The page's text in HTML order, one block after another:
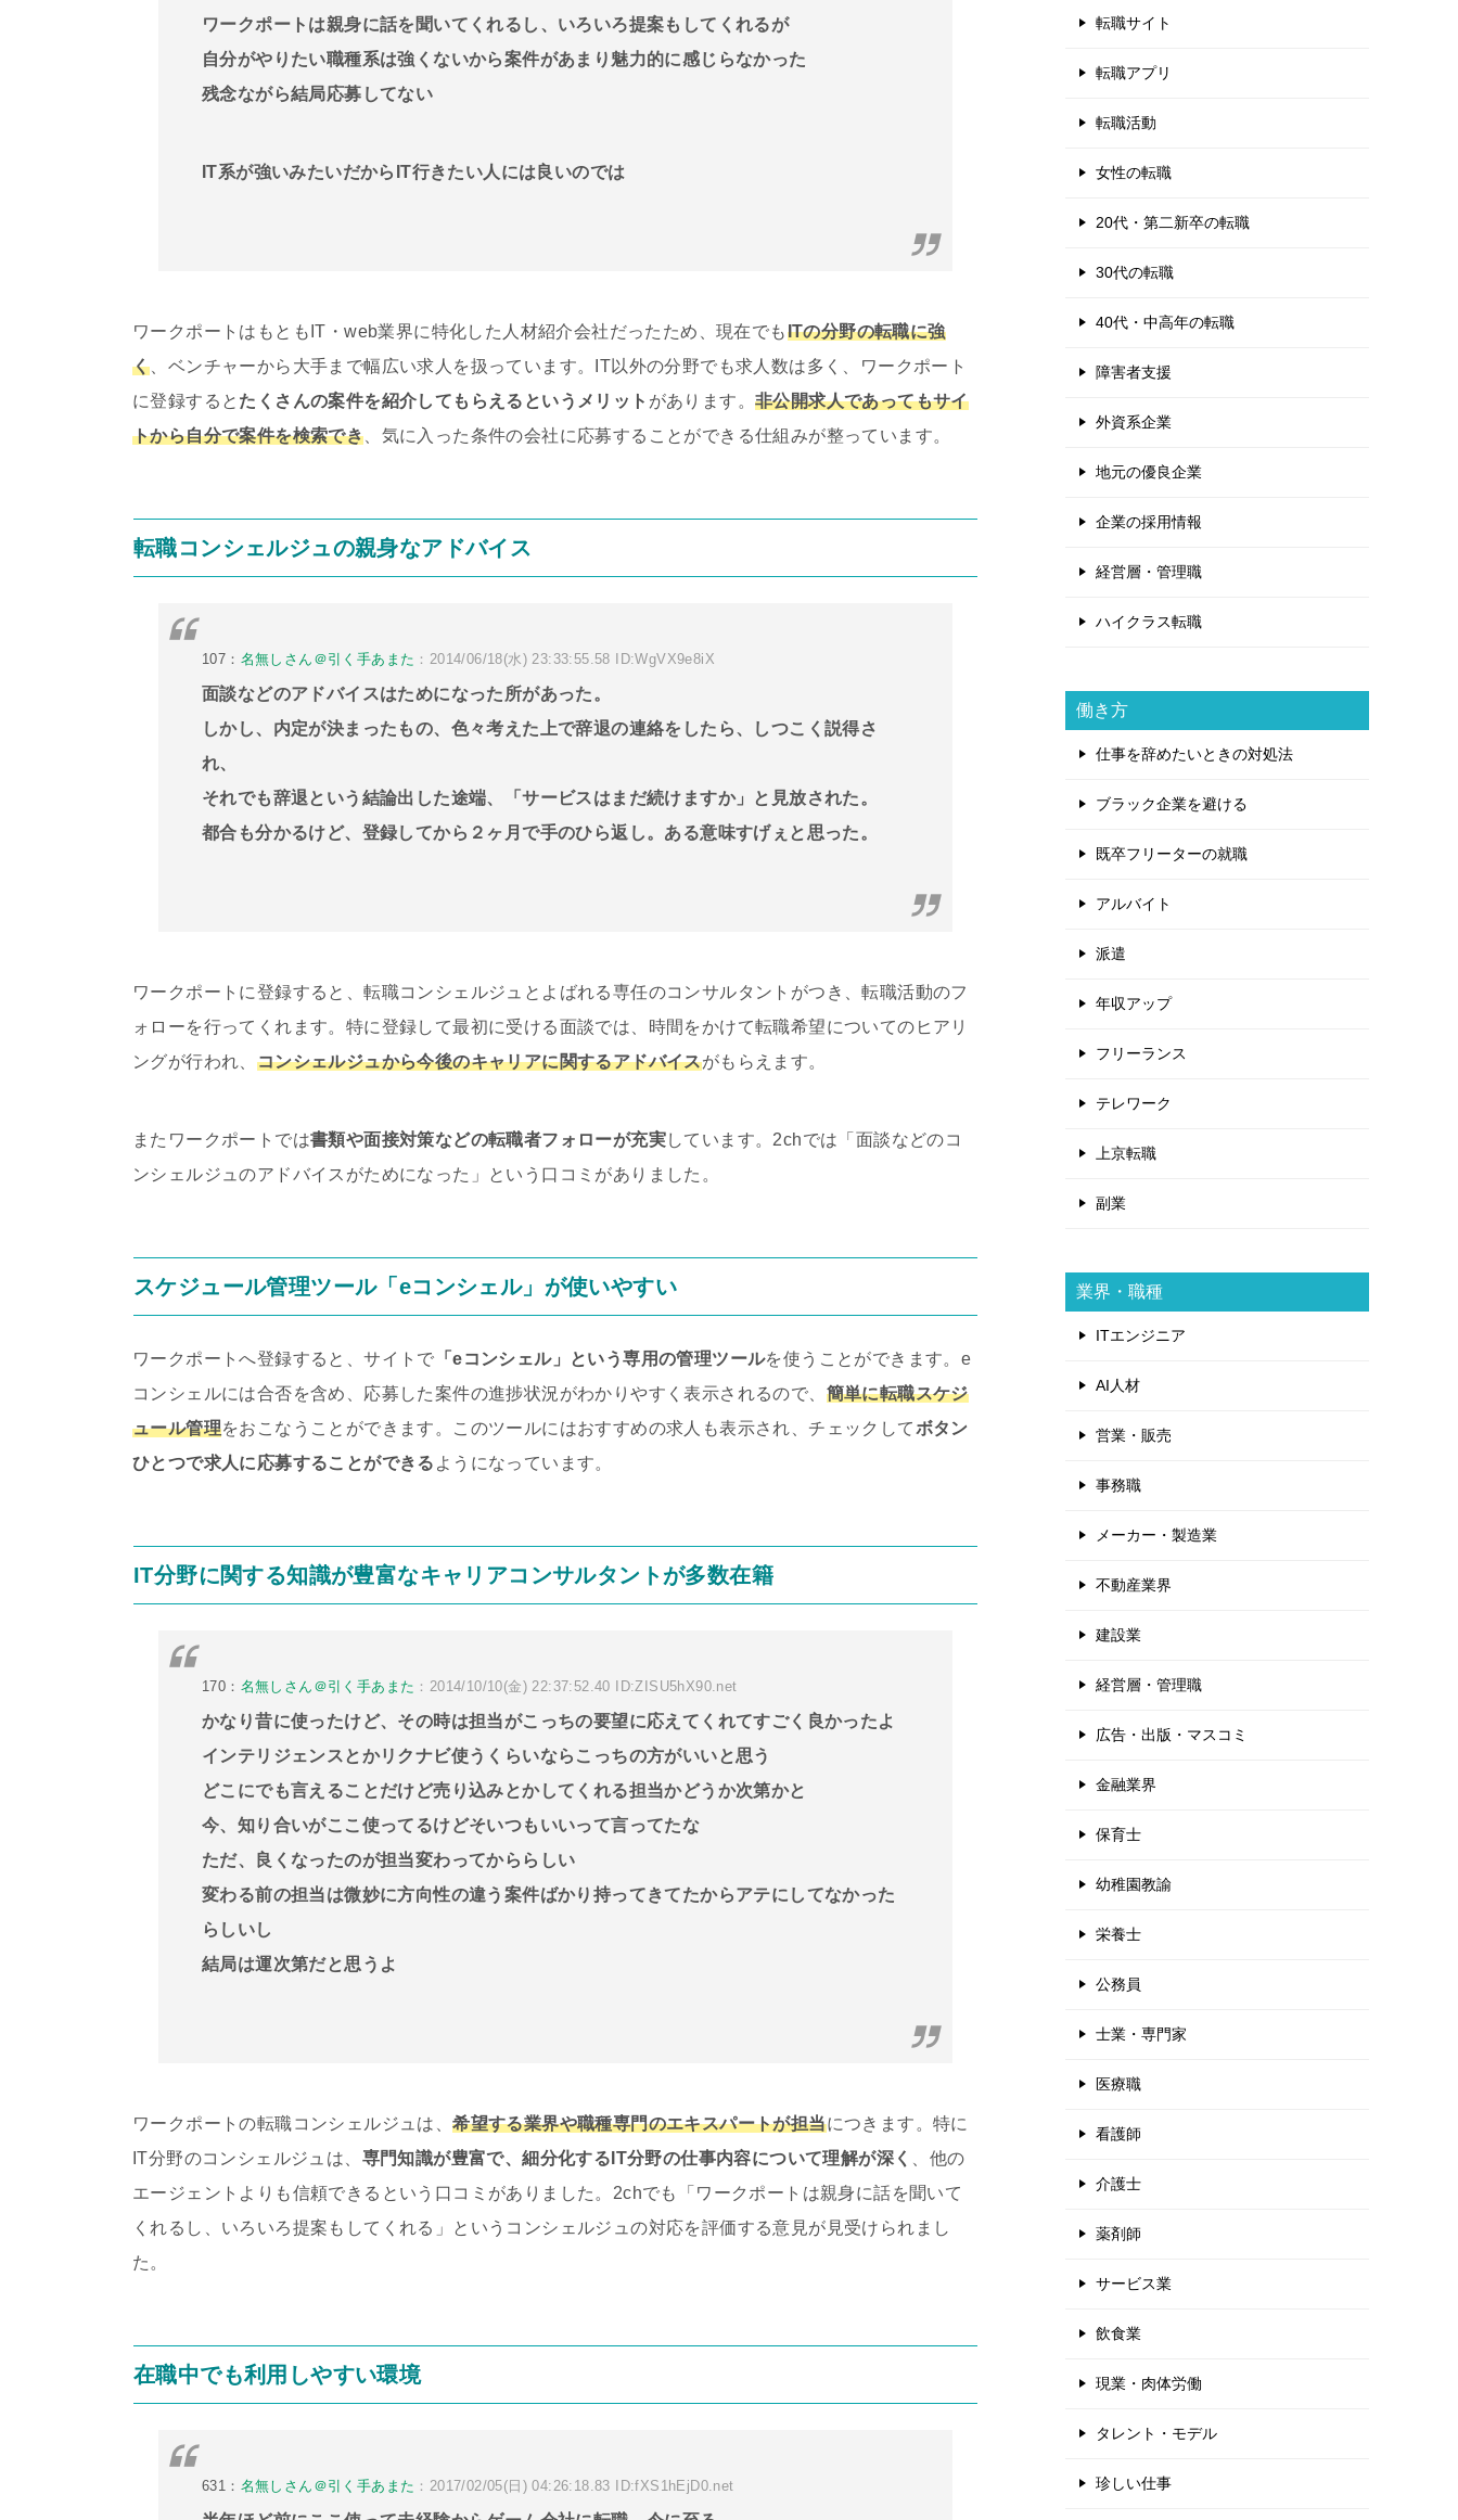
ワークポートは親身に話を聞いてくれるし、いろいろ提案もしてくれるが
自分がやりたい職種系は強くないから案件があまり魅力的に感じらなかった
残念ながら結局応募してない
IT系が強いみたいだからIT行きたい人には良いのでは
ワークポートはもともIT・web業界に特化した人材紹介会社だったため、現在でもITの分野の転職に強
く 、ベンチャーから大手まで幅広い求人を扱っています。IT以外の分野でも求人数は多く、ワークポート
に登録すると たくさんの案件を紹介してもらえるというメリット があります。非公開求人であってもサイ
トから自分で案件を検索でき 、気に入った条件の会社に応募することができる仕組みが整っています。
転職コンシェルジュの親身なアドバイス
107： 名無しさん＠引く手あまた ：2014/06/18(水) 23:33:55.58 ID:WgVX9e8iX
面談などのアドバイスはためになった所があった。
しかし、内定が決まったもの、色々考えた上で辞退の連絡をしたら、しつこく説得さ
れ、
それでも辞退という結論出した途端、「サービスはまだ続けますか」と見放された。
都合も分かるけど、登録してから２ヶ月で手のひら返し。ある意味すげぇと思った。
ワークポートに登録すると、転職コンシェルジュとよばれる専任のコンサルタントがつき、転職活動のフ
ォローを行ってくれます。特に登録して最初に受ける面談では、時間をかけて転職希望についてのヒアリ
ングが行われ、 コンシェルジュから今後のキャリアに関するアドバイスがもらえます。
またワークポートでは書類や面接対策などの転職者フォローが充実しています。2chでは「面談などのコ
ンシェルジュのアドバイスがためになった」という口コミがありました。
スケジュール管理ツール「eコンシェル」が使いやすい
ワークポートへ登録すると、サイトで 「eコンシェル」という専用の管理ツールを使うことができます。e
コンシェルには合否を含め、応募した案件の進捗状況がわかりやすく表示されるので、 簡単に転職スケジ
ュール管理をおこなうことができます。このツールにはおすすめの求人も表示され、チェックしてボタン
ひとつで求人に応募することができる ようになっています。
IT分野に関する知識が豊富なキャリアコンサルタントが多数在籍
170： 名無しさん＠引く手あまた ：2014/10/10(金) 22:37:52.40 ID:ZISU5hX90.net
かなり昔に使ったけど、その時は担当がこっちの要望に応えてくれてすごく良かったよ
インテリジェンスとかリクナビ使うくらいならこっちの方がいいと思う
どこにでも言えることだけど売り込みとかしてくれる担当かどうか次第かと
今、知り合いがここ使ってるけどそいつもいいって言ってたな
ただ、良くなったのが担当変わってかららしい
変わる前の担当は微妙に方向性の違う案件ばかり持ってきてたからアテにしてなかった
らしいし
結局は運次第だと思うよ
ワークポートの転職コンシェルジュは、希望する業界や職種専門のエキスパートが担当につきます。特に
IT分野のコンシェルジュは、 専門知識が豊富で、細分化するIT分野の仕事内容について理解が深く
、他の
エージェントよりも信頼できるという口コミがありました。2chでも「ワークポートは親身に話を聞いて
くれるし、いろいろ提案もしてくれる」というコンシェルジュの対応を評価する意見が見受けられまし
た。
在職中でも利用しやすい環境
631： 名無しさん＠引く手あまた ：2017/02/05(日) 04:26:18.83 ID:fXS1hEjD0.net
転職サイト
転職アプリ
転職活動
女性の転職
20代・第二新卒の転職
30代の転職
40代・中高年の転職
障害者支援
外資系企業
地元の優良企業
企業の採用情報
経営層・管理職
ハイクラス転職
働き方
仕事を辞めたいときの対処法
ブラック企業を避ける
既卒フリーターの就職
アルバイト
派遣
年収アップ
フリーランス
テレワーク
上京転職
副業
業界・職種
ITエンジニア
AI人材
営業・販売
事務職
メーカー・製造業
不動産業界
建設業
経営層・管理職
広告・出版・マスコミ
金融業界
保育士
幼稚園教諭
栄養士
公務員
士業・専門家
医療職
看護師
介護士
薬剤師
サービス業
飲食業
現業・肉体労働
タレント・モデル
珍しい仕事